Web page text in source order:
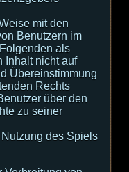
mit den
Benutzern im
als
Inhalt nicht auf
Übereinstimmung
Rechts
über den
zu seiner
des Spiels